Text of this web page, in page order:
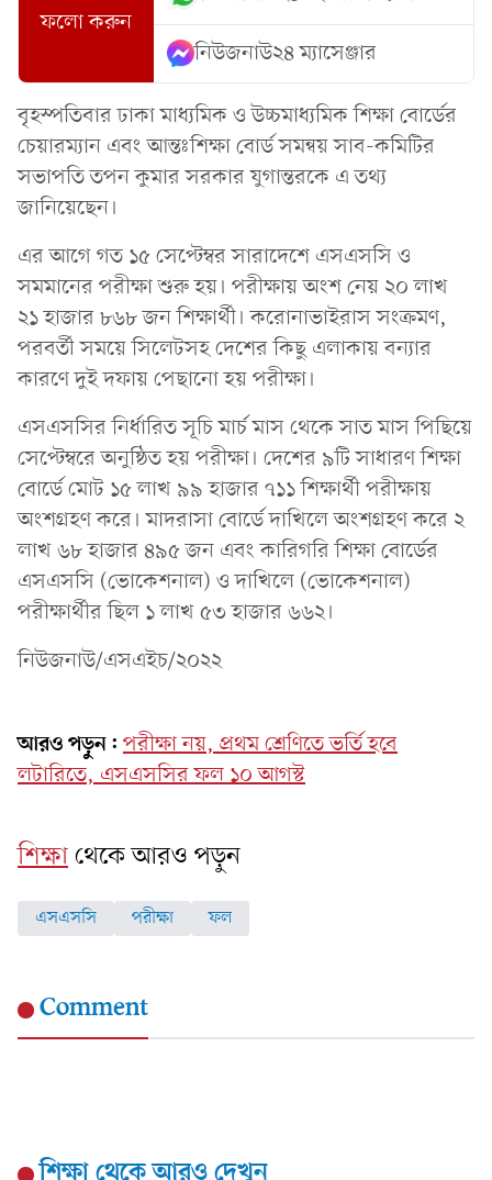
ফলো করুন
নিউজনাউ২৪ ম্যাসেঞ্জার
বৃহস্পতিবার ঢাকা মাধ্যমিক ও উচ্চমাধ্যমিক শিক্ষা বোর্ডের
চেয়ারম্যান এবং আন্তঃশিক্ষা বোর্ড সমন্বয় সাব-কমিটির
সভাপতি তপন কুমার সরকার যুগান্তরকে এ তথ্য
জানিয়েছেন।
এর আগে গত ১৫ সেপ্টেম্বর সারাদেশে এসএসসি ও
সমমানের পরীক্ষা শুরু হয়। পরীক্ষায় অংশ নেয় ২০ লাখ
২১ হাজার ৮৬৮ জন শিক্ষার্থী। করোনাভাইরাস সংক্রমণ,
পরবর্তী সময়ে সিলেটসহ দেশের কিছু এলাকায় বন্যার
কারণে দুই দফায় পেছানো হয় পরীক্ষা।
এসএসসির নির্ধারিত সূচি মার্চ মাস থেকে সাত মাস পিছিয়ে
সেপ্টেম্বরে অনুষ্ঠিত হয় পরীক্ষা। দেশের ৯টি সাধারণ শিক্ষা
বোর্ডে মোট ১৫ লাখ ৯৯ হাজার ৭১১ শিক্ষার্থী পরীক্ষায়
অংশগ্রহণ করে। মাদরাসা বোর্ডে দাখিলে অংশগ্রহণ করে ২
লাখ ৬৮ হাজার ৪৯৫ জন এবং কারিগরি শিক্ষা বোর্ডের
এসএসসি (ভোকেশনাল) ও দাখিলে (ভোকেশনাল)
পরীক্ষার্থীর ছিল ১ লাখ ৫৩ হাজার ৬৬২।
নিউজনাউ/এসএইচ/২০২২
আরও পড়ুন: পরীক্ষা নয়, প্রথম শ্রেণিতে ভর্তি হবে
লটারিতে, এসএসসির ফল ১০ আগস্ট
শিক্ষাথেকে আরও পড়ুন
এসএসসি পরীক্ষা ফল
Comment